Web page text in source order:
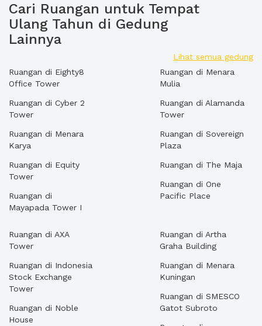
Cari Ruangan untuk Tempat
Ulang Tahun di Gedung
Lainnya
Lihat semua gedung
Ruangan di Eighty8
Office Tower
Ruangan di Cyber 2
Tower
Ruangan di Menara
Karya
Ruangan di Equity
Tower
Ruangan di
Mayapada Tower I
Ruangan di Menara
Mulia
Ruangan di Alamanda
Tower
Ruangan di Sovereign
Plaza
Ruangan di The Maja
Ruangan di One
Pacific Place
Ruangan di AXA
Tower
Ruangan di Indonesia
Stock Exchange
Tower
Ruangan di Noble
House
Ruangan di Artha
Graha Building
Ruangan di Menara
Kuningan
Ruangan di SMESCO
Gatot Subroto